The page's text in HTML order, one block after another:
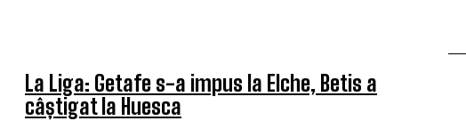
La Liga: Getafe s-a impus la Elche, Betis a
câștigat la Huesca